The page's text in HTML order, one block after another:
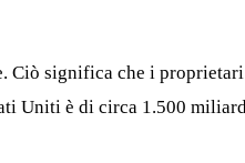
Ciò significa che i
Uniti è di circa 1.500